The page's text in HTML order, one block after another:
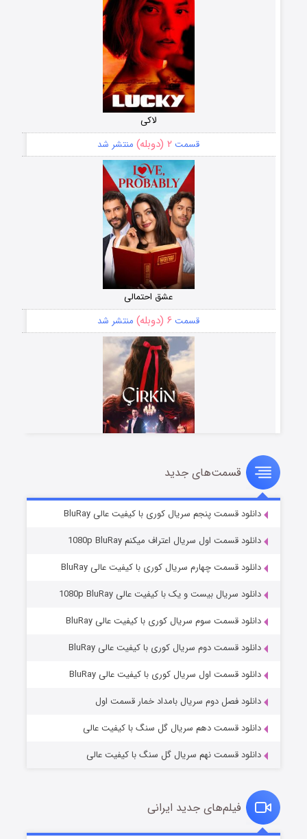
لاکی
قسمت ۲ (دوبله) منتشر شد
عشق احتمالی
قسمت ۶ (دوبله) منتشر شد
سریال زشت
قسمت۵ (زیرنویس) منتشر شد
وستی ها
قسمت۱ (زیرنویس) منتشر شد
قسمت‌های جدید
دانلود قسمت پنجم سریال کوری با کیفیت عالی BluRay
دانلود قسمت اول سریال اعتراف میکنم 1080p BluRay
دانلود قسمت چهارم سریال کوری با کیفیت عالی BluRay
دانلود سریال بیست و یک با کیفیت عالی 1080p BluRay
دانلود قسمت سوم سریال کوری با کیفیت عالی BluRay
دانلود قسمت دوم سریال کوری با کیفیت عالی BluRay
دانلود قسمت اول سریال کوری با کیفیت عالی BluRay
دانلود فصل دوم سریال بامداد خمار قسمت اول
دانلود قسمت دهم سریال گل سنگ با کیفیت عالی
دانلود قسمت نهم سریال گل سنگ با کیفیت عالی
فیلم‌های جدید ایرانی